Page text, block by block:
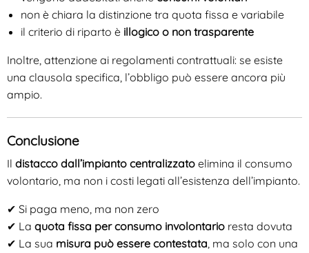
non è chiara la distinzione tra quota fissa e variabile
il criterio di riparto è illogico o non trasparente
Inoltre, attenzione ai regolamenti contrattuali: se esiste
una clausola specifica, l’obbligo può essere ancora più
ampio.
Conclusione
Il distacco dall’impianto centralizzato elimina il consumo
volontario, ma non i costi legati all’esistenza dell’impianto.
✔ Si paga meno, ma non zero
✔ La quota fissa per consumo involontario resta dovuta
✔ La sua misura può essere contestata, ma solo con una